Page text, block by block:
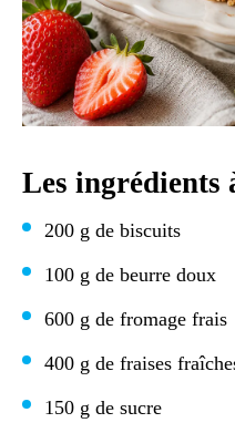
Les ingrédients
200 g de biscuits
100 g de beurre doux
600 g de fromage frais
400 g de fraises
150 g de sucre